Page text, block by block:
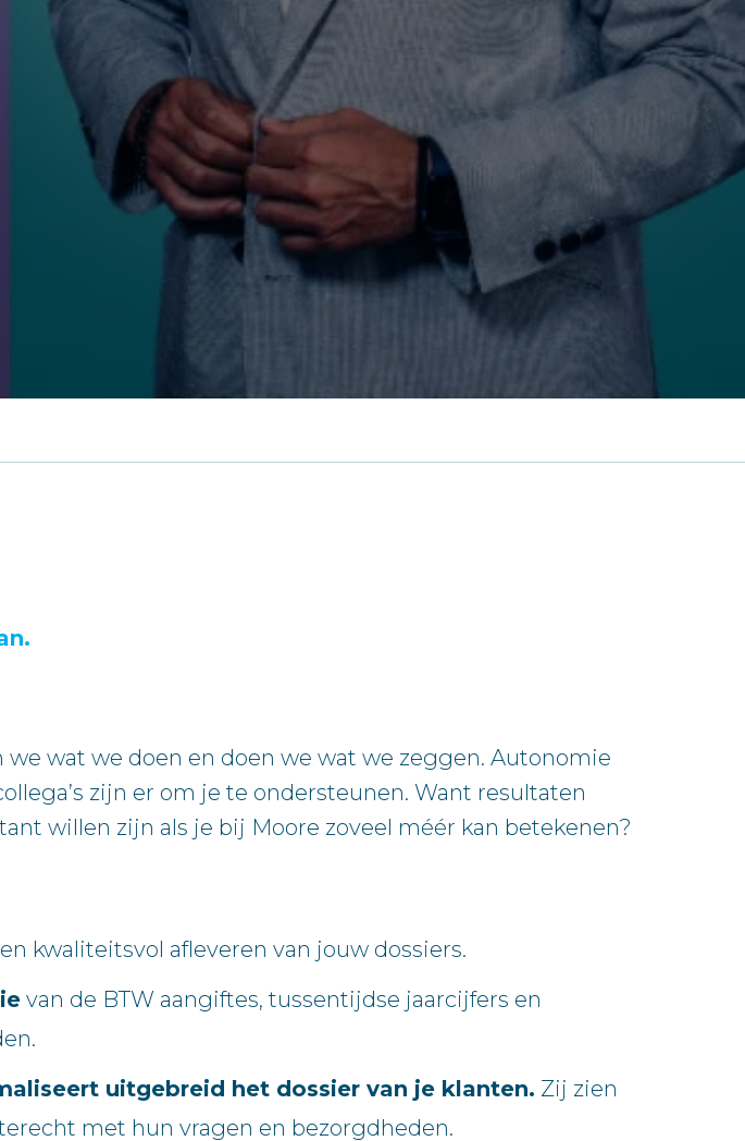
wat we doen en doen we wat we zeggen. Autonomie
zijn er om je te ondersteunen. Want resultaten
willen zijn als je bij Moore zoveel méér kan betekenen?
kwaliteitsvol afleveren van jouw dossiers.
van de BTW aangiftes, tussentijdse jaarcijfers en
uitgebreid het dossier van je klanten. Zij zien
met hun vragen en bezorgdheden.